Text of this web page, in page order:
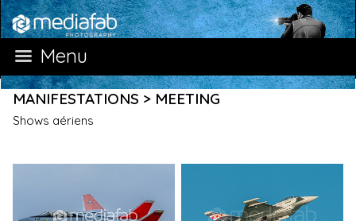
Menu
MANIFESTATIONS > MEETING
Shows aériens